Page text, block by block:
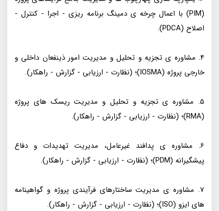
(PIM) با اعمال چرخه ی دمینگ برنامه ریزی - اجرا - کنترل -
اصلاح (PDCA).
4. مشاوره ی تجزیه و تحلیل و مدیریت امور ذینفعان داخلی و
خارجی پروژه (IOSMA)؛ (نظارت - ارزیابی - گزارش - راهکار).
5. مشاوره ی تجزیه و تحلیل و مدیریت ریسک های پروژه
(RMA)؛ (نظارت - ارزیابی - گزارش - راهکار).
6. مشاوره ی پدافند غیرعامل، مدیریت تهدیدات و دفاع
پیشگیرانه (PDM)؛ (نظارت - ارزیابی - گزارش - راهکار).
7. مشاوره ی مدیریت ساختارهای فرآیندی پروژه و گواهینامه
های ایزو (ISO)؛ (نظارت - ارزیابی - گزارش - راهکار).